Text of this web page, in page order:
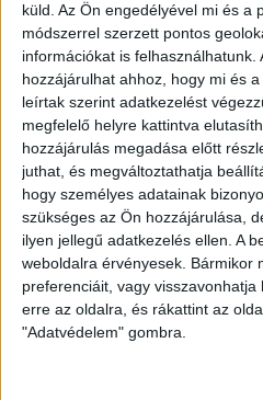
küld. Az Ön engedélyével mi és a
módszerrel szerzett pontos
információkat is felhasználhatunk.
hozzájárulhat ahhoz, hogy mi és
leírtak szerint adatkezelést
megfelelő helyre kattintva
hozzájárulás megadása előtt
juthat, és megváltoztathatja
hogy személyes adatainak
szükséges az Ön hozzájárulása,
ilyen jellegű adatkezelés ellen. A
weboldalra érvényesek. Bármikor
preferenciáit, vagy
erre az oldalra, és rákattint az
"Adatvédelem" gombra.
FRISS
ZÖLDINFÓ 2 óra telt el a
Budapest zöldterületeit
– a Főkert indokolta a
ZÖLDINFÓ 2 óra telt el a
A hőség miatt
működését
ZÖLDINFÓ 9 óra telt el a
Történelmi mélypontra
beavatkozással
ZÖLDINFÓ 1 nap telt el a